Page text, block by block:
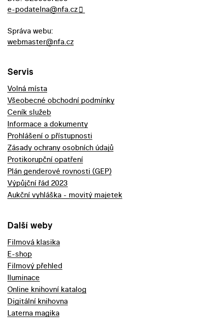
e-podatelna@nfa.cz
Správa webu:
webmaster@nfa.cz
Servis
Volná místa
Všeobecné obchodní podmínky
Ceník služeb
Informace a dokumenty
Prohlášení o přístupnosti
Zásady ochrany osobních údajů
Protikorupční opatření
Plán genderové rovnosti (GEP)
Výpůjční řád 2023
Aukční vyhláška - movitý majetek
Další weby
Filmová klasika
E-shop
Filmový přehled
Iluminace
Online knihovní katalog
Digitální knihovna
Laterna magika